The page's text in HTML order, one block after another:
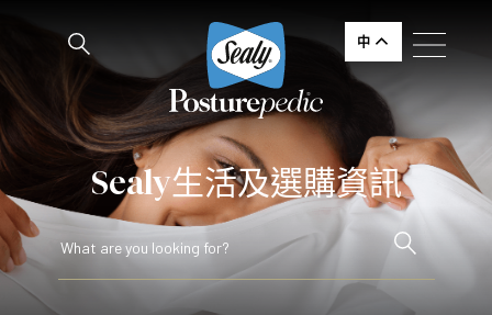
中
Sealy生活及選購資訊